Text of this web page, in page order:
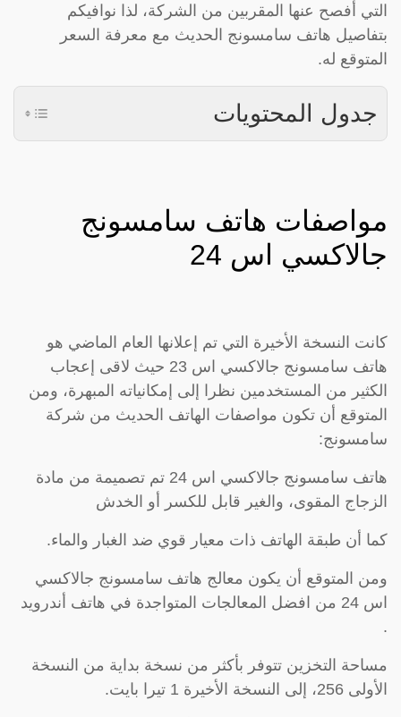
التي أفصح عنها المقربين من الشركة، لذا نوافيكم
بتفاصيل هاتف سامسونج الحديث مع معرفة السعر
المتوقع له.
جدول المحتويات
مواصفات هاتف سامسونج
جالاكسي اس 24
كانت النسخة الأخيرة التي تم إعلانها العام الماضي هو
هاتف سامسونج جالاكسي اس 23 حيث لاقى إعجاب
الكثير من المستخدمين نظرا إلى إمكانياته المبهرة، ومن
المتوقع أن تكون مواصفات الهاتف الحديث من شركة
سامسونج:
هاتف سامسونج جالاكسي اس 24 تم تصميمة من مادة
الزجاج المقوى، والغير قابل للكسر أو الخدش
كما أن طبقة الهاتف ذات معيار قوي ضد الغبار والماء.
ومن المتوقع أن يكون معالج هاتف سامسونج جالاكسي
اس 24 من افضل المعالجات المتواجدة في هاتف أندرويد
.
مساحة التخزين تتوفر بأكثر من نسخة بداية من النسخة
الأولى 256، إلى النسخة الأخيرة 1 تيرا بايت.